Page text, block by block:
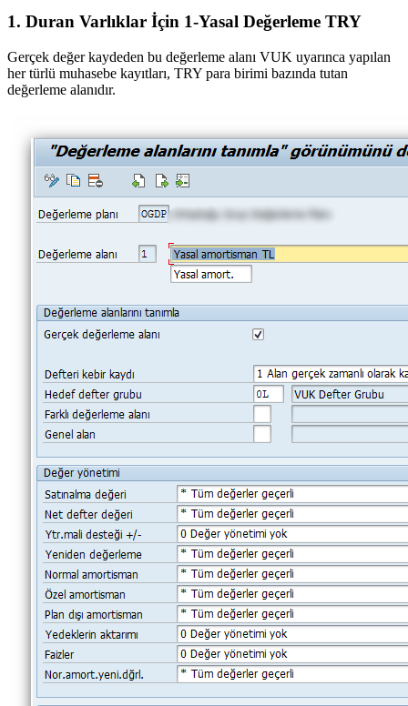
1. Duran Varlıklar İçin 1-Yasal Değerleme TRY
Gerçek değer kaydeden bu değerleme alanı VUK uyarınca yapılan
her türlü muhasebe kayıtları, TRY para birimi bazında tutan
değerleme alanıdır.